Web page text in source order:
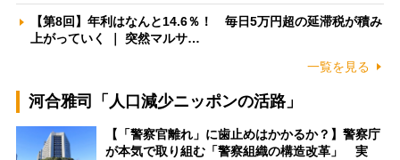
【第8回】年利はなんと14.6％！ 毎日5万円超の延滞税が積み
上がっていく ｜ 突然マルサ…
一覧を見る
河合雅司「人口減少ニッポンの活路」
【「警察官離れ」に歯止めはかかるか？】警察庁
が本気で取り組む「警察組織の構造改革」 実